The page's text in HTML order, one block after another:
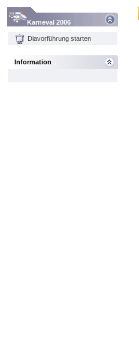
Karneval 2006
Diavorführung starten
Information